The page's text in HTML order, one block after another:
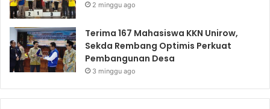
2 minggu ago
Terima 167 Mahasiswa KKN Unirow,
Sekda Rembang Optimis Perkuat
Pembangunan Desa
3 minggu ago